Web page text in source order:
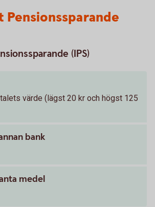
(IPS)
värde (lägst 20 kr och högst 125
bank
medel